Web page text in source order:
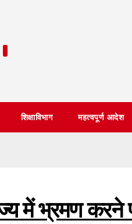
शिक्षाविभाग महत्वपूर्ण आदेश
में भ्रमण करने